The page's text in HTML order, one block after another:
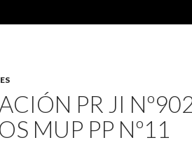
PR JI
MUP PP Nº11